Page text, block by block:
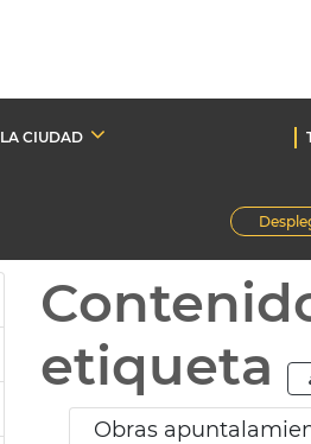
LA CIUDAD
etiqueta
Obras